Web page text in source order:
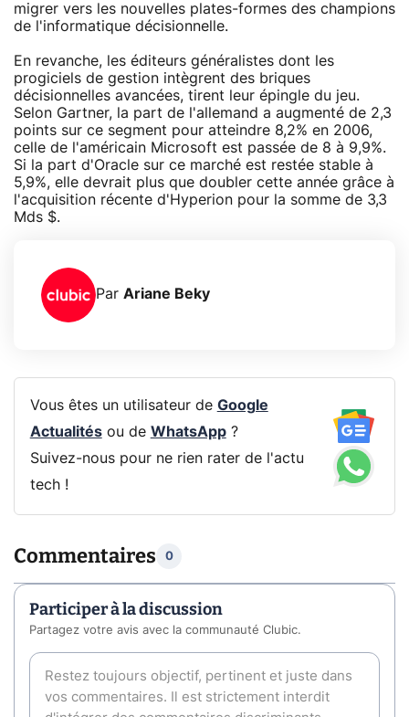
migrer vers les nouvelles plates-formes des champions
de l'informatique décisionnelle.
En revanche, les éditeurs généralistes dont les
progiciels de gestion intègrent des briques
décisionnelles avancées, tirent leur épingle du jeu.
Selon Gartner, la part de l'allemand a augmenté de 2,3
points sur ce segment pour atteindre 8,2% en 2006,
celle de l'américain Microsoft est passée de 8 à 9,9%.
Si la part d'Oracle sur ce marché est restée stable à
5,9%, elle devrait plus que doubler cette année grâce à
l'acquisition récente d'Hyperion pour la somme de 3,3
Mds $.
Par Ariane Beky
Vous êtes un utilisateur de Google
Actualitésou de WhatsApp?
Suivez-nous pour ne rien rater de l'actu
tech !
Commentaires 0
Participer à la discussion
Partagez votre avis avec la communauté Clubic.